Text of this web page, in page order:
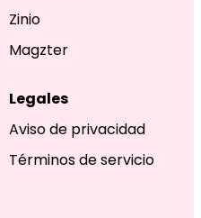
Zinio
Magzter
Legales
Aviso de privacidad
Términos de servicio